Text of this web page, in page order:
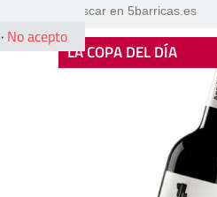
LA COPA DEL DÍA
No acepto